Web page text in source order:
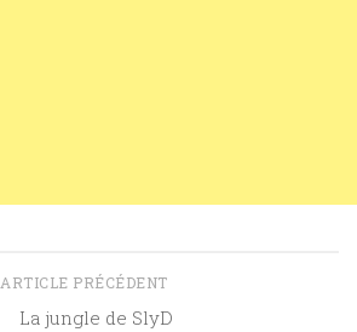
ARTICLE PRÉCÉDENT
La jungle de SlyD